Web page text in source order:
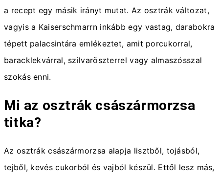
a recept egy másik irányt mutat. Az osztrák változat,
vagyis a Kaiserschmarrn inkább egy vastag, darabokra
tépett palacsintára emlékeztet, amit porcukorral,
baracklekvárral, szilvaröszterrel vagy almaszósszal
szokás enni.
Mi az osztrák császármorzsa
titka?
Az osztrák császármorzsa alapja lisztből, tojásból,
tejből, kevés cukorból és vajból készül. Ettől lesz más,